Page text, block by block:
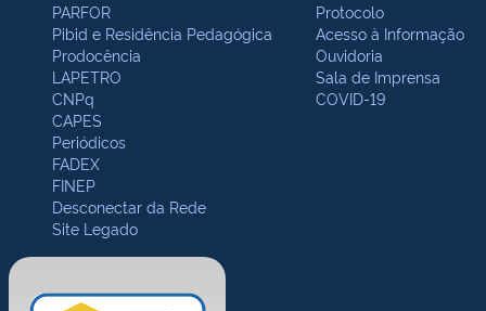
PARFOR
Pibid e Residência Pedagógica
Prodocência
LAPETRO
CNPq
CAPES
Periódicos
FADEX
FINEP
Desconectar da Rede
Site Legado
Protocolo
Acesso à Informação
Ouvidoria
Sala de Imprensa
COVID-19